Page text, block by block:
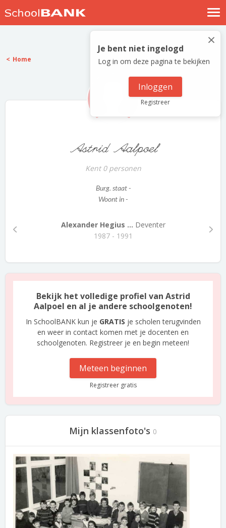
Nostalgische verhalen
Log in
Meld je gratis aan
×
Je bent niet ingelogd
Log in om deze pagina te bekijken
Inloggen
Registreer
Home
Astrid Aalpoel
Kent 0 personen
Burg. staat -
Woont in -
Alexander Hegius ... Deventer
1987 - 1991
Bekijk het volledige profiel van Astrid
Aalpoel en al je andere schoolgenoten!
In SchoolBANK kun je GRATIS je scholen terugvinden
en weer in contact komen met je docenten en
schoolgenoten. Registreer je en begin meteen!
Meteen beginnen
Registreer gratis
Mijn klassenfoto's 0